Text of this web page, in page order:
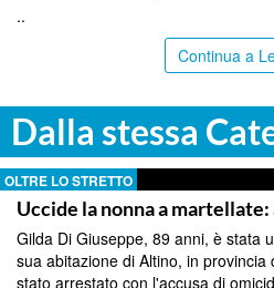
..
Continua a
Dalla stessa
OLTRE LO STRETTO
Uccide la nonna a
Gilda Di Giuseppe, 89 anni, è stata
sua abitazione di Altino, in
stato arrestato con l'accusa di